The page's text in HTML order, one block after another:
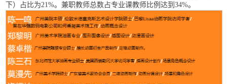
下）占比为21%。兼职教师总数占专业课教师比例达到34%。